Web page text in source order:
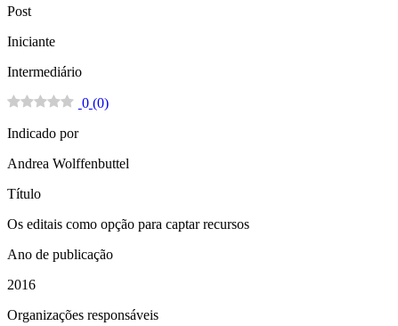
Post
Iniciante
Intermediário
0 (0)
Indicado por
Andrea Wolffenbuttel
Título
Os editais como opção para captar recursos
Ano de publicação
2016
Organizações responsáveis